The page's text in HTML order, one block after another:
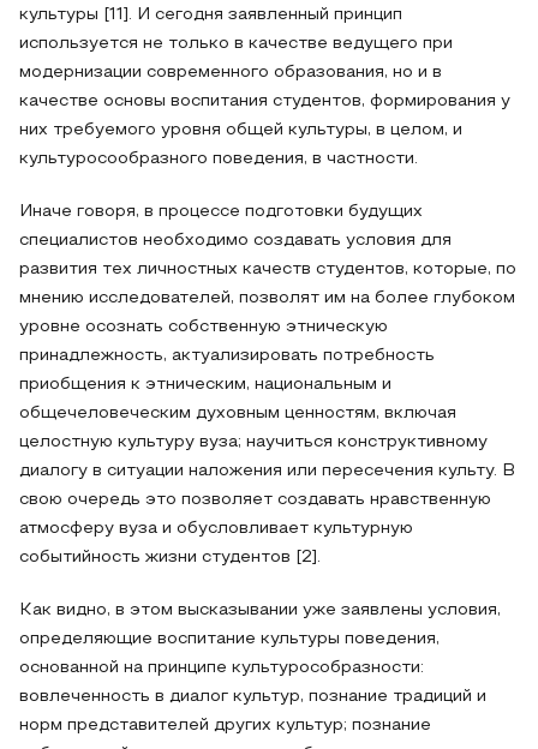
культуры [11]. И сегодня заявленный принцип
используется не только в качестве ведущего при
модернизации современного образования, но и в
качестве основы воспитания студентов, формирования у
них требуемого уровня общей культуры, в целом, и
культуросообразного поведения, в частности.
Иначе говоря, в процессе подготовки будущих
специалистов необходимо создавать условия для
развития тех личностных качеств студентов, которые, по
мнению исследователей, позволят им на более глубоком
уровне осознать собственную этническую
принадлежность, актуализировать потребность
приобщения к этническим, национальным и
общечеловеческим духовным ценностям, включая
целостную культуру вуза; научиться конструктивному
диалогу в ситуации наложения или пересечения культу. В
свою очередь это позволяет создавать нравственную
атмосферу вуза и обусловливает культурную
событийность жизни студентов [2].
Как видно, в этом высказывании уже заявлены условия,
определяющие воспитание культуры поведения,
основанной на принципе культурособразности:
вовлеченность в диалог культур, познание традиций и
норм представителей других культур; познание